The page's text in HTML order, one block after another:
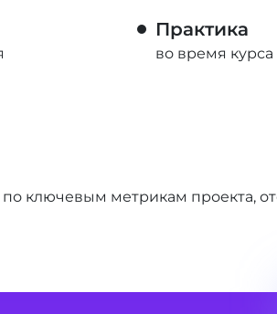
Практика
во время курса
ключевым метрикам проекта,